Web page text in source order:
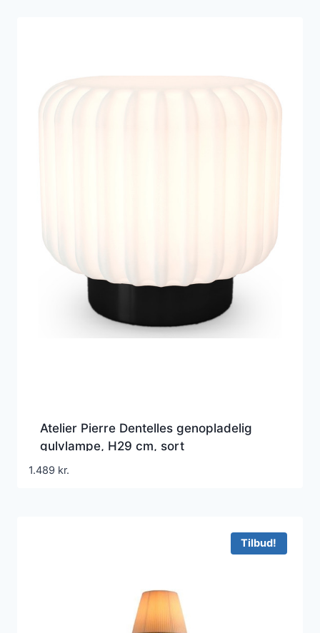
Atelier Pierre Dentelles genopladelig
gulvlampe, H29 cm, sort
1.489 kr.
Tilbud!